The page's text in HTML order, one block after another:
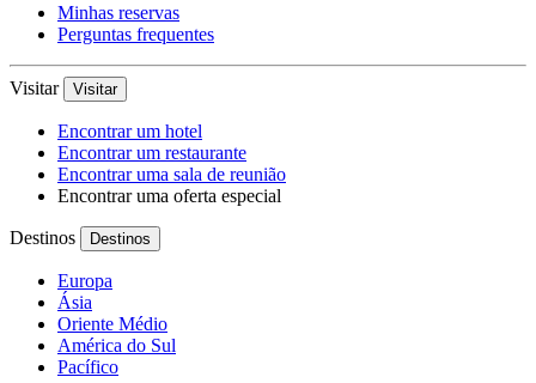
Minhas reservas
Perguntas frequentes
Visitar Visitar
Encontrar um hotel
Encontrar um restaurante
Encontrar uma sala de reunião
Encontrar uma oferta especial
Destinos Destinos
Europa
Ásia
Oriente Médio
América do Sul
Pacífico